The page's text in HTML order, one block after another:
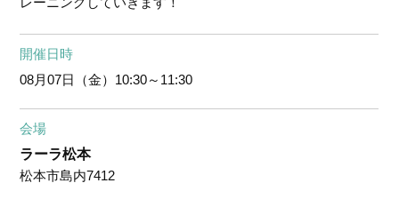
開催日時
08月07日（金） 10:30～11:30
会場
ラーラ松本
松本市島内7412